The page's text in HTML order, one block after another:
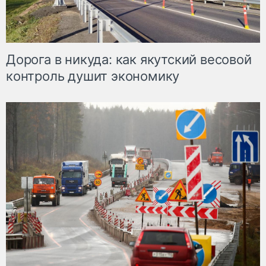
Дорога в никуда: как якутский весовой
контроль душит экономику